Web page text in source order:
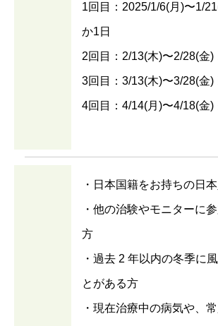
1回目：2025/1/6(月)〜1/
か1日
2回目：2/13(木)〜2/28(金
3回目：3/13(木)〜3/28(金
4回目：4/14(月)〜4/18(金
・日本国籍をお持ちの日
・他の治験やモニターに
方
・過去 2 年以内の冬季に
とがある方
・現在治療中の病気や、